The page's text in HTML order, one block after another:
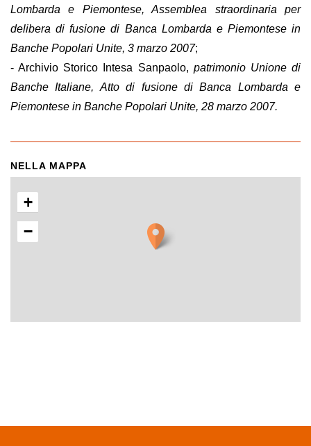
Lombarda e Piemontese, Assemblea straordinaria per
delibera di fusione di Banca Lombarda e Piemontese in
Banche Popolari Unite, 3 marzo 2007;
- Archivio Storico Intesa Sanpaolo, patrimonio Unione di
Banche Italiane, Atto di fusione di Banca Lombarda e
Piemontese in Banche Popolari Unite, 28 marzo 2007.
NELLA MAPPA
+
−